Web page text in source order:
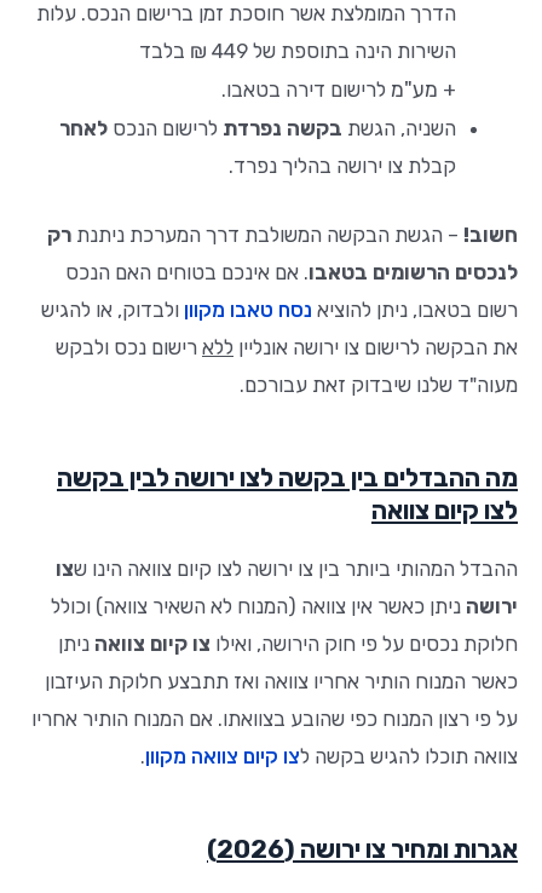
הדרך המומלצת אשר חוסכת זמן ברישום הנכס. עלות
השירות הינה בתוספת של 449 ₪ בלבד
+ מע"מ לרישום דירה בטאבו.
השניה, הגשת בקשה נפרדת לרישום הנכס לאחר
קבלת צו ירושה בהליך נפרד.
חשוב! – הגשת הבקשה המשולבת דרך המערכת ניתנת רק
לנכסים הרשומים בטאבו. אם אינכם בטוחים האם הנכס
רשום בטאבו, ניתן להוציא נסח טאבו מקוון ולבדוק, או להגיש
את הבקשה לרישום צו ירושה אונליין ללא רישום נכס ולבקש
מעוה"ד שלנו שיבדוק זאת עבורכם.
מה ההבדלים בין בקשה לצו ירושה לבין בקשה
לצו קיום צוואה
ההבדל המהותי ביותר בין צו ירושה לצו קיום צוואה הינו שצו
ירושה ניתן כאשר אין צוואה (המנוח לא השאיר צוואה) וכולל
חלוקת נכסים על פי חוק הירושה, ואילו צו קיום צוואה ניתן
כאשר המנוח הותיר אחריו צוואה ואז תתבצע חלוקת העיזבון
על פי רצון המנוח כפי שהובע בצוואתו. אם המנוח הותיר אחריו
צוואה תוכלו להגיש בקשה לצו קיום צוואה מקוון.
אגרות ומחיר צו ירושה (2026)